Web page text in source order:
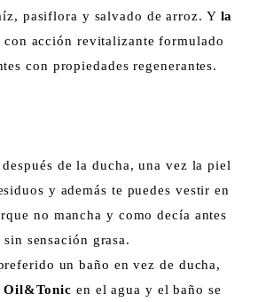
pasiflora y salvado de arroz. Y la
con acción revitalizante formulado
con propiedades regenerantes.
de la ducha, una vez la piel
y además te puedes vestir en
no mancha y como decía antes
sin sensación grasa.
un baño en vez de ducha,
Oil&Tonic en el agua y el baño se